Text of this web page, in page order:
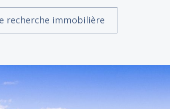
recherche immobilière